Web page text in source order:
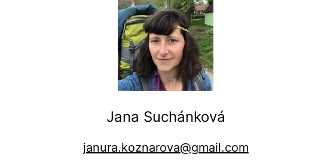
Jana Suchánková
janura.koznarova@gmail.com